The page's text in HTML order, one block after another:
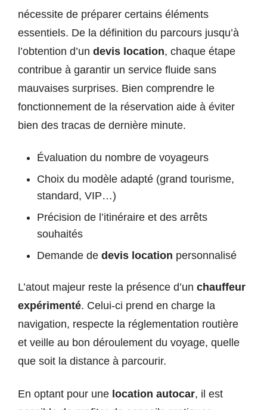
nécessite de préparer certains éléments
essentiels. De la définition du parcours jusqu’à
l’obtention d’un devis location, chaque étape
contribue à garantir un service fluide sans
mauvaises surprises. Bien comprendre le
fonctionnement de la réservation aide à éviter
bien des tracas de dernière minute.
Évaluation du nombre de voyageurs
Choix du modèle adapté (grand tourisme,
standard, VIP…)
Précision de l’itinéraire et des arrêts
souhaités
Demande de devis location personnalisé
L’atout majeur reste la présence d’un chauffeur
expérimenté. Celui-ci prend en charge la
navigation, respecte la réglementation routière
et veille au bon déroulement du voyage, quelle
que soit la distance à parcourir.
En optant pour une location autocar, il est